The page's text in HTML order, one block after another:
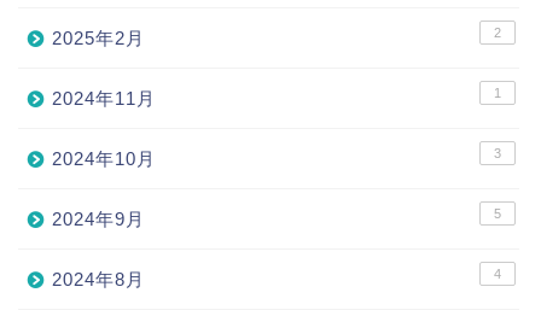
2025年2月 2
2024年11月 1
2024年10月 3
2024年9月 5
2024年8月 4